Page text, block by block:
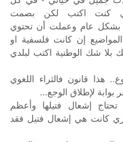
كنت اكتب لكن بصمت
بشكل عام وعملت أن تحتوي
إن كانت فلسفية او
بلا شك الوطنية اكتب لبلدي
هذا قانون فالثراء اللغوي
لإطلاق الوجع...
تحتاج إشعال فتيلها وأعظم
كانت هي إشعال فتيل فقد